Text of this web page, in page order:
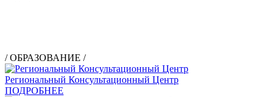
/ ОБРАЗОВАНИЕ /
Региональный Консультационный Центр
ПОДРОБНЕЕ